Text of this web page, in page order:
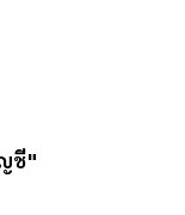
ชี"